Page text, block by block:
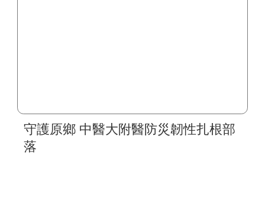
守護原鄉 中醫大附醫防災韌性扎根部
落